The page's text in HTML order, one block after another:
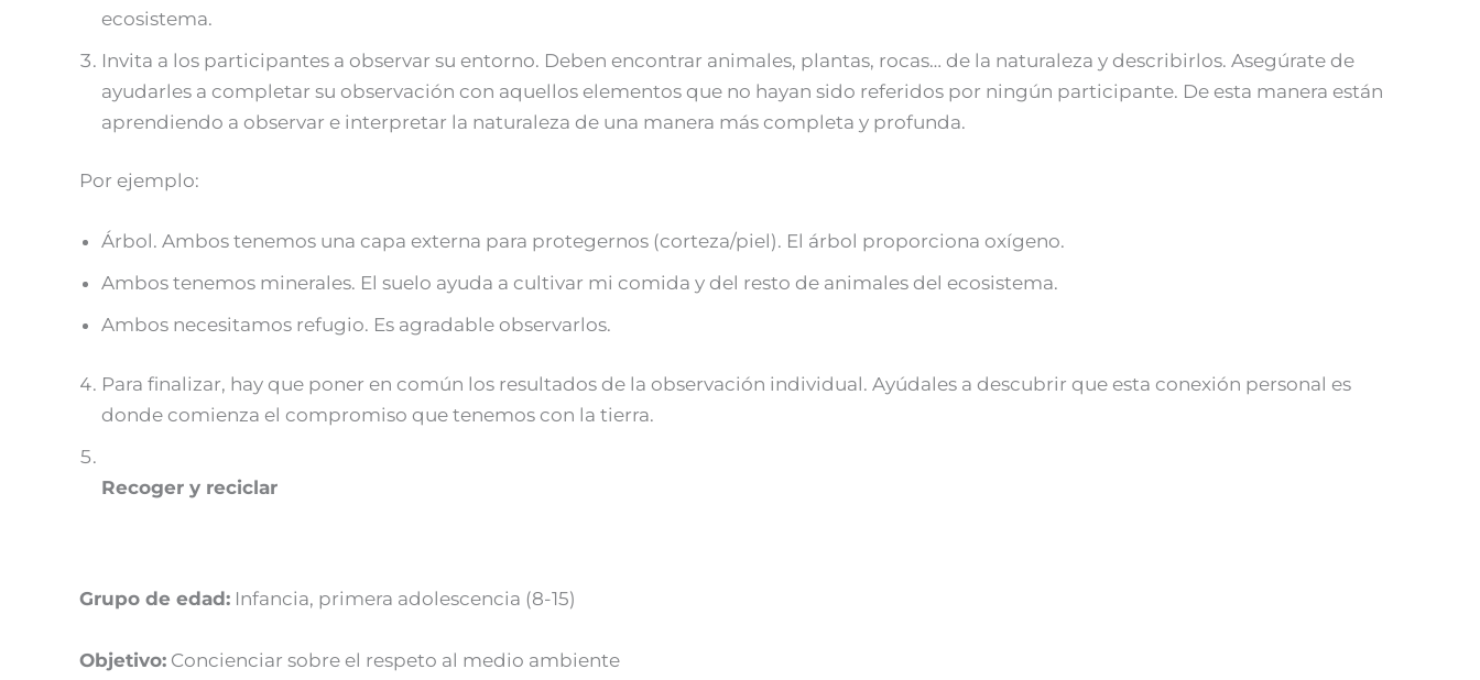
ecosistema.
Invita a los participantes a observar su entorno. Deben encontrar animales, plantas, rocas… de la naturaleza y describirlos. Asegúrate de
ayudarles a completar su observación con aquellos elementos que no hayan sido referidos por ningún participante. De esta manera están
aprendiendo a observar e interpretar la naturaleza de una manera más completa y profunda.
Por ejemplo:
Árbol. Ambos tenemos una capa externa para protegernos (corteza/piel). El árbol proporciona oxígeno.
Ambos tenemos minerales. El suelo ayuda a cultivar mi comida y del resto de animales del ecosistema.
Ambos necesitamos refugio. Es agradable observarlos.
Para finalizar, hay que poner en común los resultados de la observación individual. Ayúdales a descubrir que esta conexión personal es
donde comienza el compromiso que tenemos con la tierra.
Recoger y reciclar
Grupo de edad: Infancia, primera adolescencia (8-15)
Objetivo: Concienciar sobre el respeto al medio ambiente